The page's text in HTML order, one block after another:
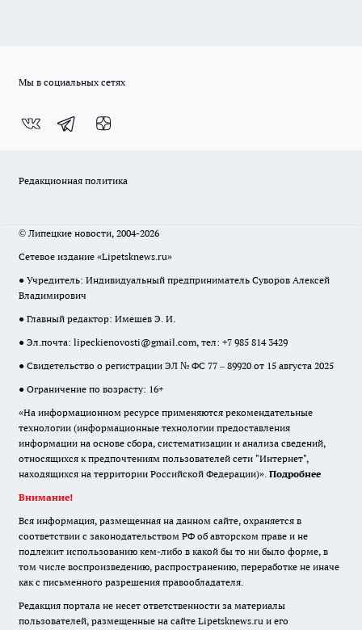
Мы в социальных сетях
Редакционная политика
© Липецкие новости, 2004-2026
Сетевое издание «Lipetsknews.ru»
● Учредитель: Индивидуальный предприниматель Суворов Алексей
Владимирович
● Главный редактор: Имешев Э. И.
● Эл.почта: lipeckienovosti@gmail.com, тел: +7 985 814 3429
● Свидетельство о регистрации ЭЛ № ФС 77 – 89920 от 15 августа 2025
● Ограничение по возрасту: 16+
«На информационном ресурсе применяются рекомендательные
технологии (информационные технологии предоставления
информации на основе сбора, систематизации и анализа сведений,
относящихся к предпочтениям пользователей сети "Интернет",
находящихся на территории Российской Федерации)». Подробнее
Внимание!
Вся информация, размещенная на данном сайте, охраняется в
соответствии с законодательством РФ об авторском праве и не
подлежит использованию кем-либо в какой бы то ни было форме, в
том числе воспроизведению, распространению, переработке не иначе
как с письменного разрешения правообладателя.
Редакция портала не несет ответственности за материалы
пользователей, размещенные на сайте Lipetsknews.ru и его